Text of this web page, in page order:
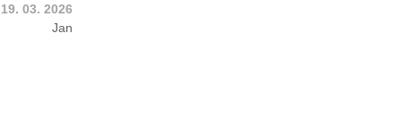
19. 03. 2026
Jan